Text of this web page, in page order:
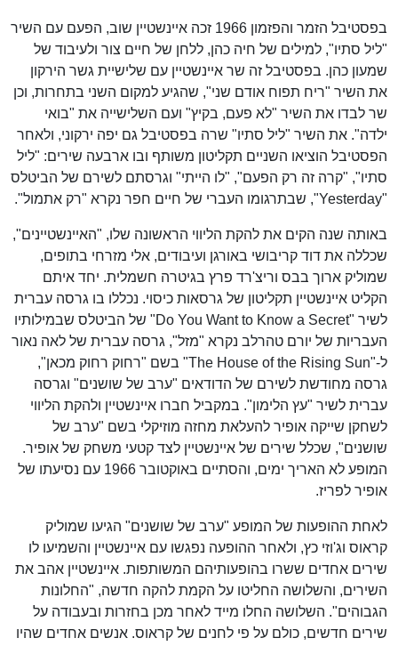
בפסטיבל הזמר והפזמון 1966 זכה איינשטיין שוב, הפעם עם השיר
"ליל סתיו", למילים של חיה כהן, ללחן של חיים צור ולעיבוד של
שמעון כהן. בפסטיבל זה שר איינשטיין עם שלישיית גשר הירקון
את השיר "ריח תפוח אודם שני", שהגיע למקום השני בתחרות, וכן
שר לבדו את השיר "לא פעם, בקיץ" ועם השלישייה את "בואי
ילדה". את השיר "ליל סתיו" שרה בפסטיבל גם יפה ירקוני, ולאחר
הפסטיבל הוציאו השניים תקליטון משותף ובו ארבעה שירים: "ליל
סתיו", "קרה זה רק הפעם", "לו הייתי" וגרסתם לשירם של הביטלס
"Yesterday", שבתרגומו העברי של חיים חפר נקרא "רק אתמול".
באותה שנה הקים את להקת הליווי הראשונה שלו, "האיינשטיינים",
שכללה את דוד קריבושי באורגן ועיבודים, אלי מזרחי בתופים,
שמוליק ארוך בבס וריצ'רד פרץ בגיטרה חשמלית. יחד איתם
הקליט איינשטיין תקליטון של גרסאות כיסוי. נכללו בו גרסה עברית
לשיר "Do You Want to Know a Secret" של הביטלס שבמילותיו
העבריות של יורם טהרלב נקרא "מזל", גרסה עברית של לאה נאור
ל-"The House of the Rising Sun" בשם "רחוק רחוק מכאן",
גרסה מחודשת לשירם של הדודאים "ערב של שושנים" וגרסה
עברית לשיר "עץ הלימון". במקביל חברו איינשטיין ולהקת הליווי
לשחקן שייקה אופיר להעלאת מחזה מוזיקלי בשם "ערב של
שושנים", שכלל שירים של איינשטיין לצד קטעי משחק של אופיר.
המופע לא האריך ימים, והסתיים באוקטובר 1966 עם נסיעתו של
אופיר לפריז.
לאחת ההופעות של המופע "ערב של שושנים" הגיעו שמוליק
קראוס וג'וזי כץ, ולאחר ההופעה נפגשו עם איינשטיין והשמיעו לו
שירים אחדים ששרו בהופעותיהם המשותפות. איינשטיין אהב את
השירים, והשלושה החליטו על הקמת להקה חדשה, "החלונות
הגבוהים". השלושה החלו מייד לאחר מכן בחזרות ובעבודה על
שירים חדשים, כולם על פי לחנים של קראוס. אנשים אחדים שהיו